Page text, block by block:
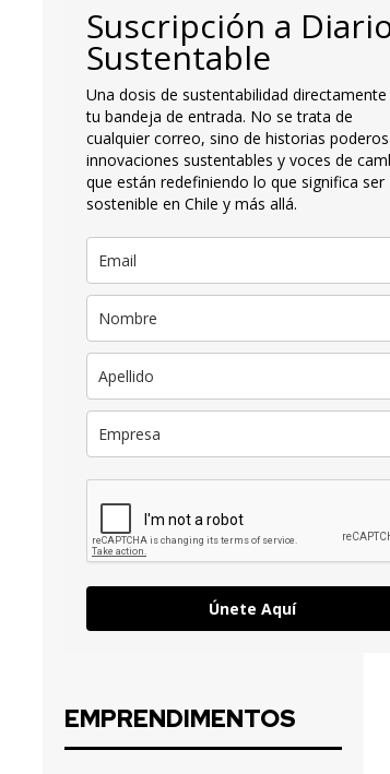
Suscripción a
Sustentable
Una dosis de sustentabilidad
tu bandeja de entrada. No se trata de
cualquier correo, sino de historias
innovaciones sustentables y voces de
que están redefiniendo lo que significa ser
sostenible en Chile y más allá.
Únete Aquí
EMPRENDIMENTOS